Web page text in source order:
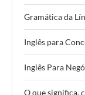
Gramática da
Inglês para
Inglês Para
O que significa,